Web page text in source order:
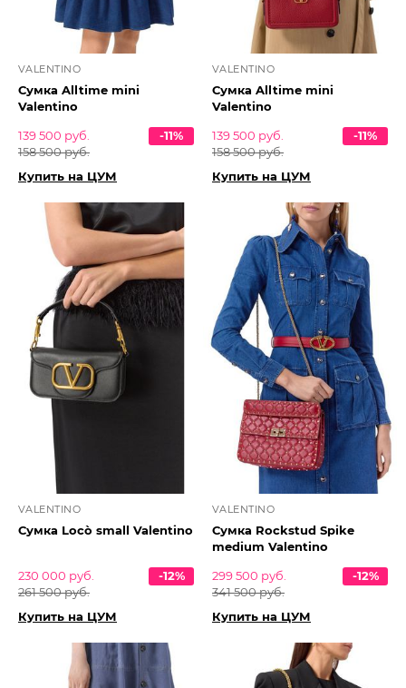
VALENTINO
Сумка Alltime mini
Valentino
139 500 руб.
158 500 руб.
-11%
Купить на ЦУМ
VALENTINO
Сумка Alltime mini
Valentino
139 500 руб.
158 500 руб.
-11%
Купить на ЦУМ
VALENTINO
Сумка Locò small Valentino
230 000 руб.
261 500 руб.
-12%
Купить на ЦУМ
VALENTINO
Сумка Rockstud Spike
medium Valentino
299 500 руб.
341 500 руб.
-12%
Купить на ЦУМ